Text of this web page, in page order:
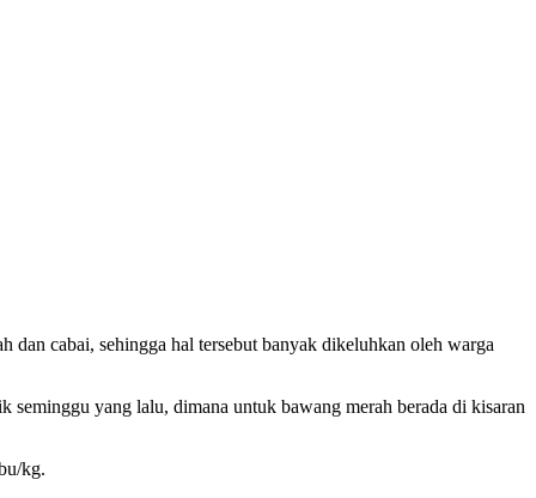
dan cabai, sehingga hal tersebut banyak dikeluhkan oleh warga
yang lalu, dimana untuk bawang merah berada di kisaran
kg.